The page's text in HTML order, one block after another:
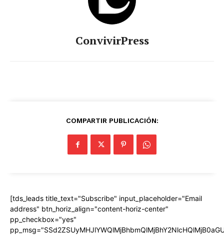
ConvivirPress
COMPARTIR PUBLICACIÓN:
[tds_leads title_text="Subscribe" input_placeholder="Email
address" btn_horiz_align="content-horiz-center"
pp_checkbox="yes"